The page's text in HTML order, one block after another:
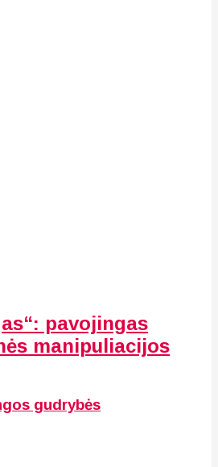
pavojingas
manipuliacijos
gudrybės